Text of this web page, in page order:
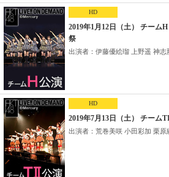
HD
2019年1月12日（土） チーム
祭
出演者：伊藤優絵瑠 上野遥 神志
HD
2019年7月13日（土） チーム
出演者：荒巻美咲 小田彩加 栗原